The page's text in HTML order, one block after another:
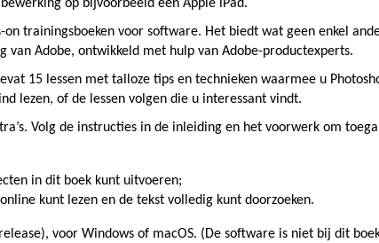
op bijvoorbeeld een Apple iPad.
trainingsboeken voor software. Het biedt wat geen enkel
Adobe, ontwikkeld met hulp van Adobe-productexperts.
15 lessen met talloze tips en technieken waarmee u
lezen, of de lessen volgen die u interessant vindt.
Volg de instructies in de inleiding en het voorwerk om
in dit boek kunt uitvoeren;
kunt lezen en de tekst volledig kunt doorzoeken.
voor Windows of macOS. (De software is niet bij dit